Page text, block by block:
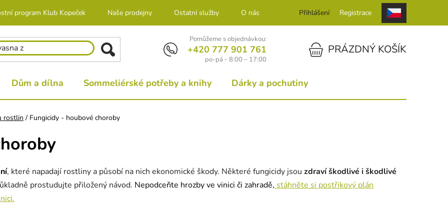
program Klub Kopeček Naše prodejny Ostatní služby O nás KontaktPřihlášení Registrace
Pomůžeme s objednávkou:
+420 777 901 761
po-pá - 8:00 – 17:00
NÁKUPNÍ KOŠÍKPRÁZDNÝ KOŠÍK
Dům a dílna Sommeliérské potřeby a knihy Dárky a pochutiny
rostlin / Fungicidy - houbové choroby
, které napadají rostliny a působí na nich ekonomické škody. Některé fungicidy jsou zdraví škodlivé i škodlivé
prostudujte přiložený návod. Nepodceňte hrozby ve vinici či zahradě, stáhněte si postřikový plán